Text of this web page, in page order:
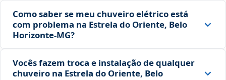
Como saber se meu chuveiro elétrico está
com problema na Estrela do Oriente, Belo
Horizonte‑MG?
Vocês fazem troca e instalação de qualquer
chuveiro na Estrela do Oriente, Belo